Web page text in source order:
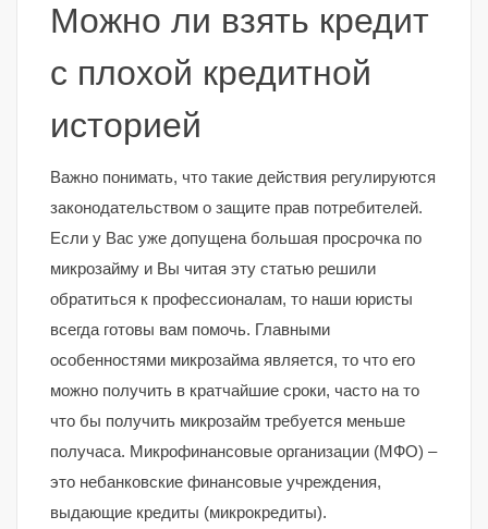
Можно ли взять кредит
с плохой кредитной
историей
Важно понимать, что такие действия регулируются
законодательством о защите прав потребителей.
Если у Вас уже допущена большая просрочка по
микрозайму и Вы читая эту статью решили
обратиться к профессионалам, то наши юристы
всегда готовы вам помочь. Главными
особенностями микрозайма является, то что его
можно получить в кратчайшие сроки, часто на то
что бы получить микрозайм требуется меньше
получаса. Микрофинансовые организации (МФО) –
это небанковские финансовые учреждения,
выдающие кредиты (микрокредиты).